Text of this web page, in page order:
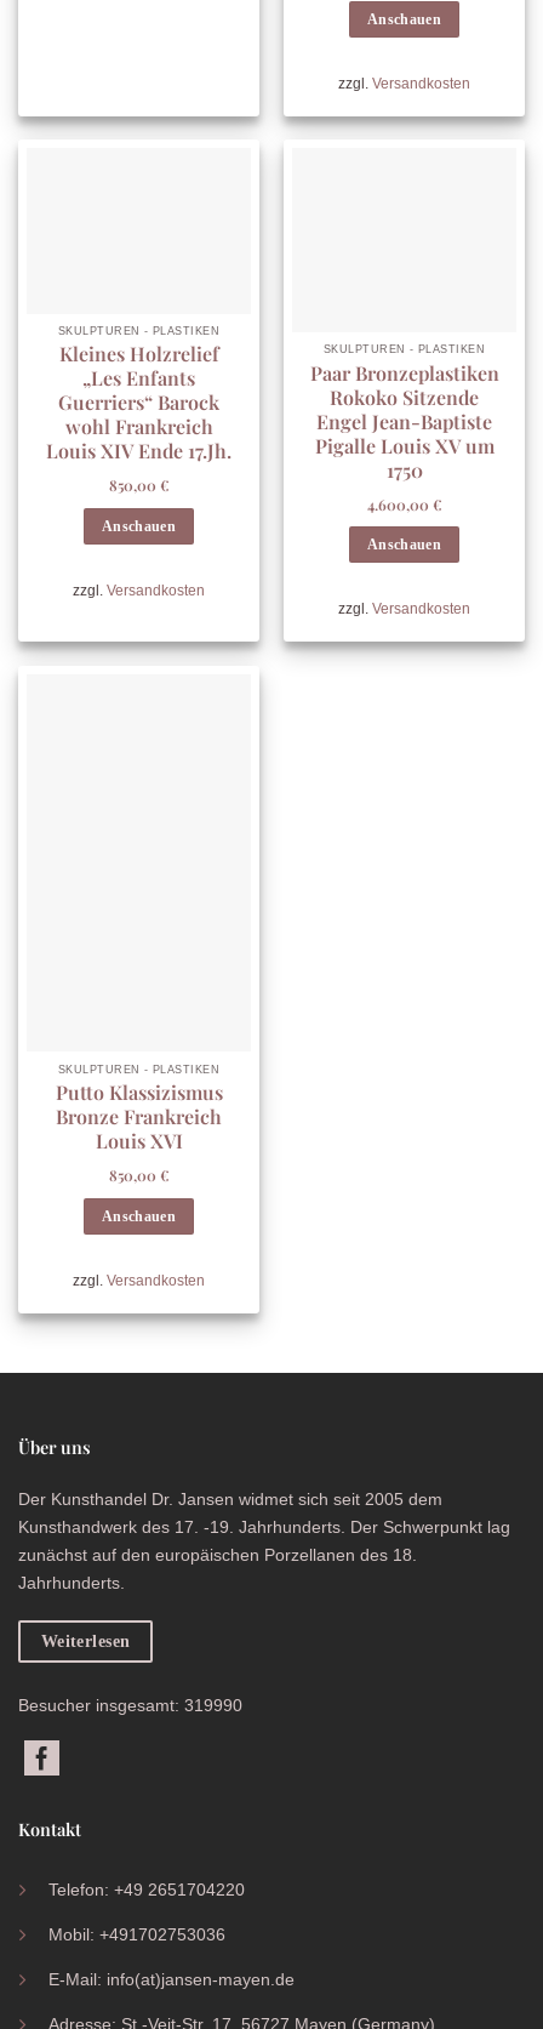
Anschauen
zzgl. Versandkosten
SKULPTUREN - PLASTIKEN
Kleines Holzrelief
„Les Enfants
Guerriers“ Barock
wohl Frankreich
Louis XIV Ende 17.Jh.
850,00 €
Anschauen
zzgl. Versandkosten
SKULPTUREN - PLASTIKEN
Paar Bronzeplastiken
Rokoko Sitzende
Engel Jean-Baptiste
Pigalle Louis XV um
1750
4.600,00 €
Anschauen
zzgl. Versandkosten
SKULPTUREN - PLASTIKEN
Putto Klassizismus
Bronze Frankreich
Louis XVI
850,00 €
Anschauen
zzgl. Versandkosten
Über uns
Der Kunsthandel Dr. Jansen widmet sich seit 2005 dem
Kunsthandwerk des 17. -19. Jahrhunderts. Der Schwerpunkt lag
zunächst auf den europäischen Porzellanen des 18.
Jahrhunderts.
Weiterlesen
Besucher insgesamt: 319990
Kontakt
Telefon: +49 2651704220
Mobil: +491702753036
E-Mail: info(at)jansen-mayen.de
Adresse: St.-Veit-Str. 17, 56727 Mayen (Germany)